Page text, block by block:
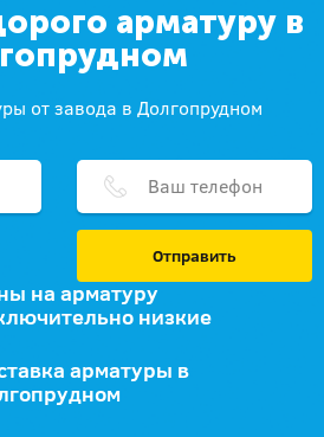
арматуру в
от завода в Долгопрудном
Отправить
на арматуру
низкие
арматуры в